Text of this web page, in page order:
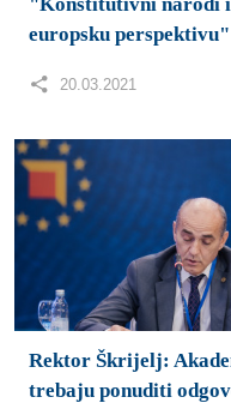
europsku perspektivu"
20.03.2021
Rektor Škrijelj:
trebaju ponuditi